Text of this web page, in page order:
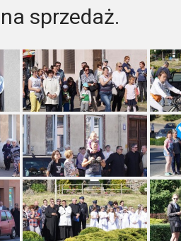
sprzedaż.